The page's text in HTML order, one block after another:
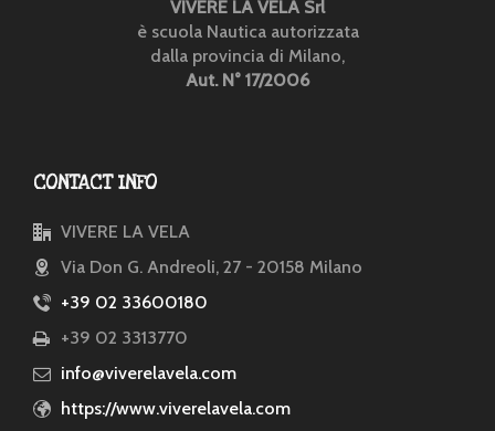
VIVERE LA VELA Srl
è scuola Nautica autorizzata
dalla provincia di Milano,
Aut. N° 17/2006
CONTACT INFO
VIVERE LA VELA
Via Don G. Andreoli, 27 - 20158 Milano
+39 02 33600180
+39 02 3313770
info@viverelavela.com
https://www.viverelavela.com